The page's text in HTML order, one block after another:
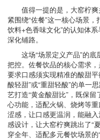
值得一提的是，大窑柠
紧围绕“佐餐”这一核心场景
饮料+色香味文化”的认知体
深化铺路。
这场“场景定义产品”的
把控。佐餐饮品的核心需求
要求口感须实现精准的酸甜
酸轻甜”或“重甜轻酸”的单一
艺打造“黄金酸甜比”，既保
心功能，适配火锅、烧烤等
涩感，让口感更温润，能融
感设计，让大窑柠爽跳出了“
穿全年、适配多元餐饮场景的“